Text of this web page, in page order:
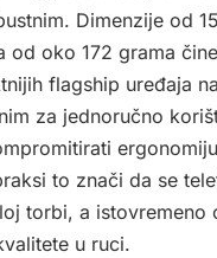
Dimenzije od
od oko 172 grama
flagship uređaja
za jednoručno
to znači da se
torbi, a istovremeno
u ruci.